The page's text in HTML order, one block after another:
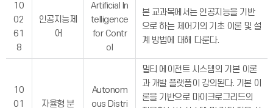
10
02
61
8
인공지능제
어
Artificial In
telligence
for Contr
ol
본 교과목에서는 인공지능을 기반
으로 하는 제어기의 기초 이론 및 설
계 방법에 대해 다룬다.
10
01
자율형 분
Autonom
ous Distri
멀티 에이전트 시스템의 기본 이론
과 개발 플랫폼이 강의된다. 기본 이
론을 기반으로 마이크로그리드의